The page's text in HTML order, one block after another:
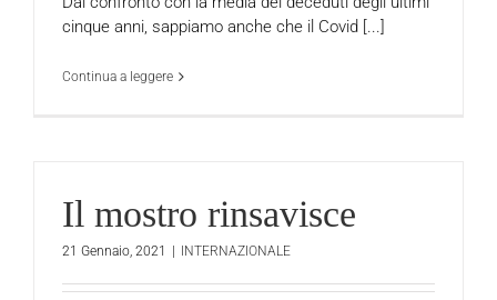
cinque anni, sappiamo anche che il Covid [...]
Continua a leggere
Il mostro rinsavisce
21 Gennaio, 2021 | INTERNAZIONALE